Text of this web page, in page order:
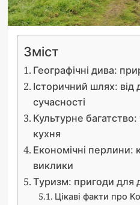
Зміст
Географічні дива:
Історичний шлях: від
сучасності
Культурне багатство:
кухня
Економічні перлини:
виклики
Туризм: пригоди для
Цікаві факти про